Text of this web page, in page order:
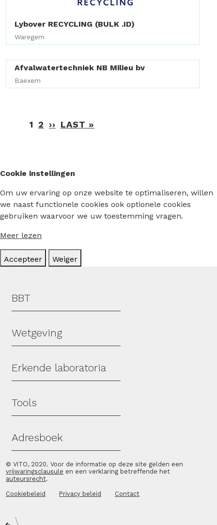
Lybover RECYCLING (BULK .ID)
Waregem
Afvalwatertechniek NB Milieu bv
Baexem
Paginering
1 2 ›› VOLGENDE
LAST »
Cookie instellingen
Om uw ervaring op onze website te optimaliseren, willen
we naast functionele cookies ook optionele cookies
gebruiken waarvoor we uw toestemming vragen.
Meer lezen
Accepteer Weiger
Hoofdmenu
BBT
Wetgeving
Erkende laboratoria
Tools
Adresboek
© VITO, 2020. Voor de informatie op deze site gelden een
vrijwaringsclausule en een verklaring betreffende het
auteursrecht.
Cookiebeleid Privacy beleid Contact